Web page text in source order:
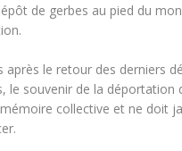
de gerbes au pied du
après le retour des derniers
le souvenir de la déportation
collective et ne doit